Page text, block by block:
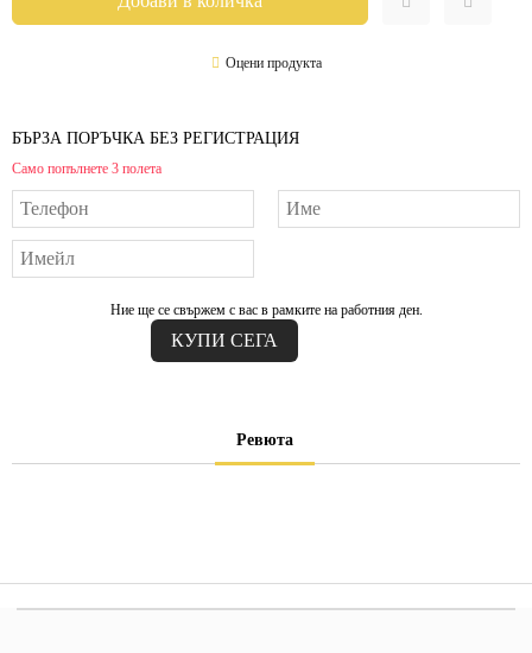
Оцени продукта
БЪРЗА ПОРЪЧКА БЕЗ РЕГИСТРАЦИЯ
Само попълнете 3 полета
Ние ще се свържем с вас в рамките на работния ден.
Ревюта